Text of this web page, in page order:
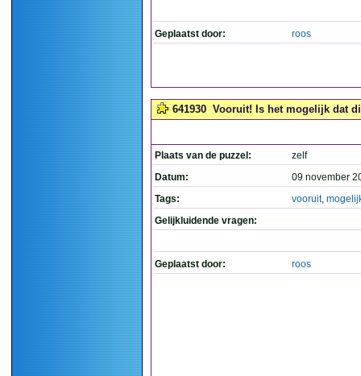
Geplaatst door: roos
641930 Vooruit! Is het mogelijk dat
Plaats van de puzzel:
zelf
Datum:
09 november
Tags:
vooruit,
Gelijkluidende vragen:
Geplaatst door: roos